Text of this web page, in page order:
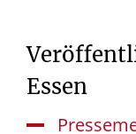
Essen